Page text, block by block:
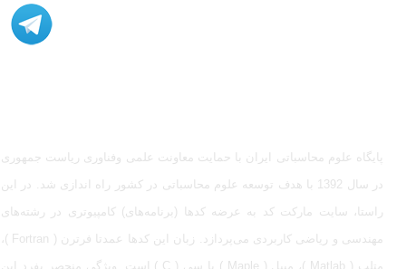
پایگاه علوم محاسباتی ایران با حمایت معاونت علمی وفناوری ریاست جمهوری
در سال 1392 با هدف توسعه علوم محاسباتی در کشور راه اندازی شد. در این
راستا، سایت مارکت کد به عرضه کدها (برنامه‌های) کامپیوتری در رشته‌های
مهندسی و ریاضی کاربردی می‌پردازد. زبان این کدها عمدتا فرترن ( Fortran )،
متلب ( Matlab )، میپل ( Maple ) یا سی ( C ) است. ویژگی منحصر بفرد این